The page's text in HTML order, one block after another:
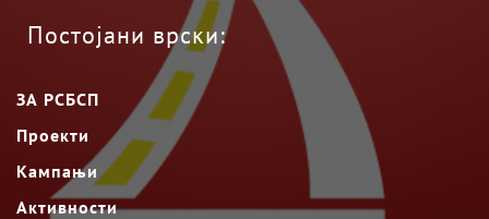
Постојани врски:
ЗА РСБСП
Проекти
Кампањи
Активности